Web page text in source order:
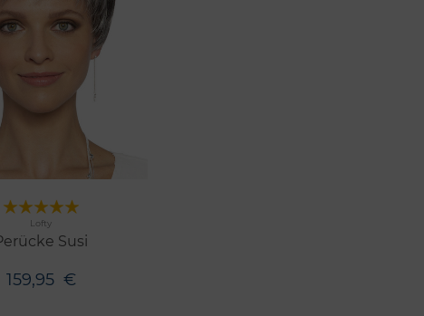
Lofty
Susi
159,95 €